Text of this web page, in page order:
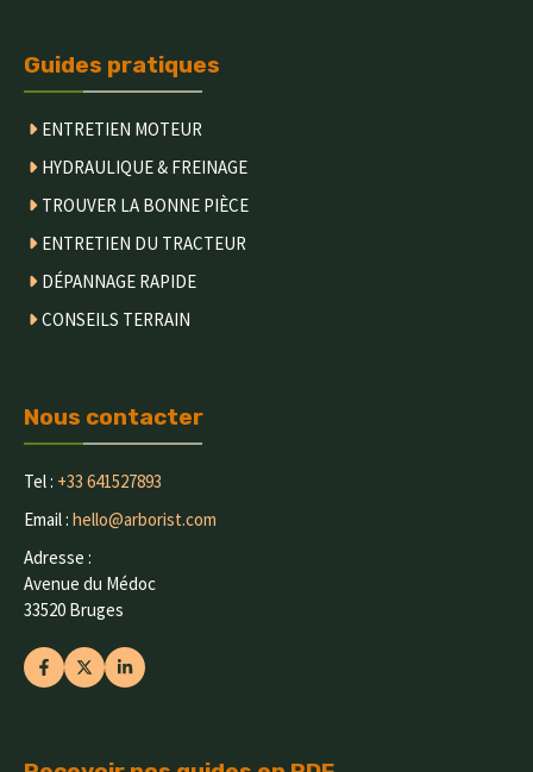
Guides pratiques
ENTRETIEN MOTEUR
HYDRAULIQUE & FREINAGE
TROUVER LA BONNE PIÈCE
ENTRETIEN DU TRACTEUR
DÉPANNAGE RAPIDE
CONSEILS TERRAIN
Nous contacter
Tel : +33 641527893
Email : hello@arborist.com
Adresse :
Avenue du Médoc
33520 Bruges